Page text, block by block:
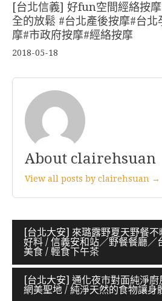
[台北信義] 好fun空間經絡按
全的放鬆 #台北產後按摩#台
摩#市政府按摩#經絡按摩
2018-05-18
About clairehsuan
View all posts by clairehsuan →
文
章
導
覽
[台北大安] 來璐露野夏天野餐
好料 / 信義安和站／野餐餐廳／
美食 / 輕食下午茶
[台北大安] 通化夜市對面純淨
網美聖地 / 純淨天然的食物讓身